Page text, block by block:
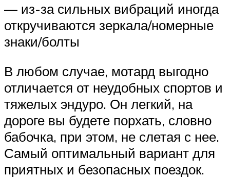
— из-за сильных вибраций иногда
откручиваются зеркала/номерные
знаки/болты
В любом случае, мотард выгодно
отличается от неудобных спортов и
тяжелых эндуро. Он легкий, на
дороге вы будете порхать, словно
бабочка, при этом, не слетая с нее.
Самый оптимальный вариант для
приятных и безопасных поездок.